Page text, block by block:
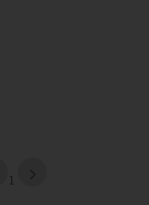
page
1